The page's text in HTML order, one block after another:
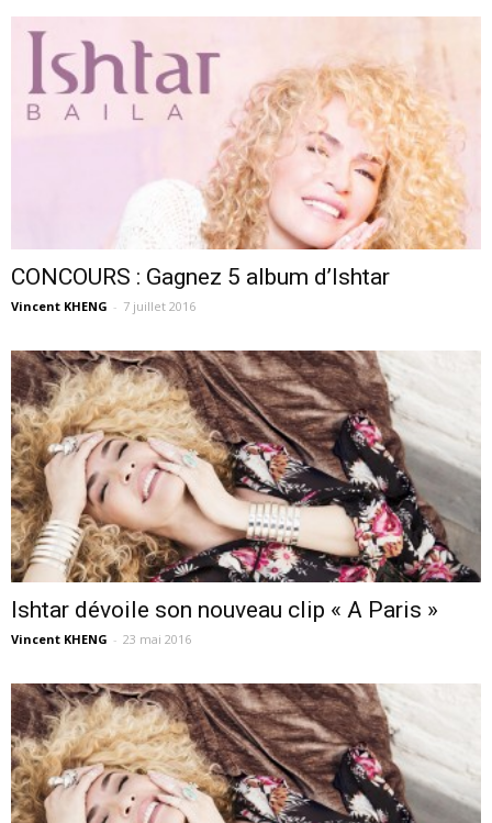
CONCOURS : Gagnez 5 album d’Ishtar
Vincent KHENG - 7 juillet 2016
Ishtar dévoile son nouveau clip « A Paris »
Vincent KHENG - 23 mai 2016